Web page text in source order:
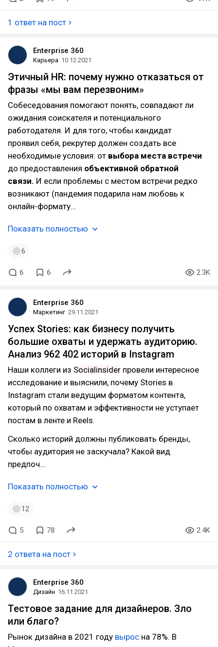
1 ответ на пост
Enterprise 360
Карьера 10.12.2021
Этичный HR: почему нужно отказаться от
фразы «мы вам перезвоним»
Собеседования помогают понять, совпадают ли
ожидания соискателя и потенциального
работодателя. И для того, чтобы кандидат
проявил себя, рекрутер должен создать все
необходимые условия: от выбора места встречи
до предоставления объективной обратной
связи. И если проблемы с местом встречи редко
возникают (пандемия подарила нам любовь к
онлайн-формату…
Показать полностью
6
6 6 2.3K
Enterprise 360
Маркетинг 29.11.2021
Успех Stories: как бизнесу получить
большие охваты и удержать аудиторию.
Анализ 962 402 историй в Instagram
Наши коллеги из Socialinsider провели интересное
исследование и выяснили, почему Stories в
Instagram стали ведущим форматом контента,
который по охватам и эффективности не уступает
постам в ленте и Reels.
Сколько историй должны публиковать бренды,
чтобы аудитория не заскучала? Какой вид
предпоч…
Показать полностью
12
5 78 2.4K
2 ответа на пост
Enterprise 360
Дизайн 16.11.2021
Тестовое задание для дизайнеров. Зло
или благо?
Рынок дизайна в 2021 году вырос на 78%. В